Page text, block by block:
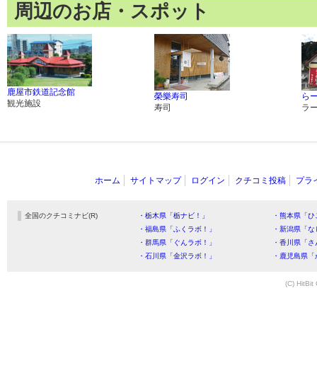
周辺のお店・スポット
鹿屋市鉄道記念館
観光施設
榮樂寿司
寿司
ら
ラ
ホーム サイトマップ ログイン クチコミ投稿 プラ
全国のクチコミナビ(R) ・栃木県「栃ナビ！」
・熊本県「
・福島県「ふくラボ！」
・新潟県「
・群馬県「ぐんラボ！」
・香川県「
・石川県「金沢ラボ！」
・鹿児島県
(C) HitBit